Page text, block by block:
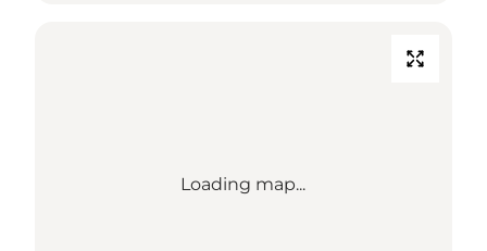
Loading map...